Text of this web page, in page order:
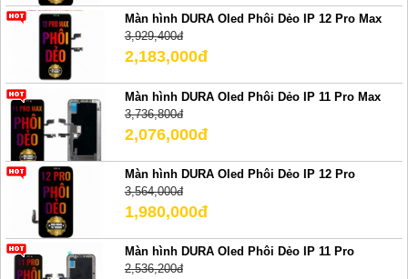
Màn hình DURA Oled Phôi Dẻo IP 12 Pro Max
3,929,400đ
2,183,000đ
Màn hình DURA Oled Phôi Dẻo IP 11 Pro Max
3,736,800đ
2,076,000đ
Màn hình DURA Oled Phôi Dẻo IP 12 Pro
3,564,000đ
1,980,000đ
Màn hình DURA Oled Phôi Dẻo IP 11 Pro
2,536,200đ